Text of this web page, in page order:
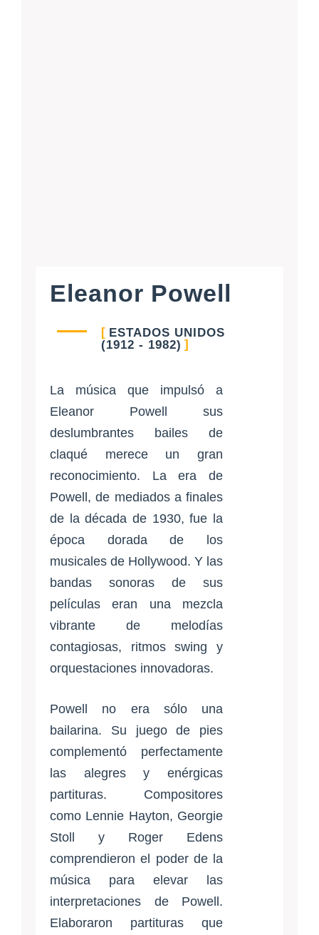
Eleanor Powell
ESTADOS UNIDOS
(1912 - 1982)
La música que impulsó a
Eleanor Powell sus
deslumbrantes bailes de
claqué merece un gran
reconocimiento. La era de
Powell, de mediados a finales
de la década de 1930, fue la
época dorada de los
musicales de Hollywood. Y las
bandas sonoras de sus
películas eran una mezcla
vibrante de melodías
contagiosas, ritmos swing y
orquestaciones innovadoras.
Powell no era sólo una
bailarina. Su juego de pies
complementó perfectamente
las alegres y enérgicas
partituras. Compositores
como Lennie Hayton, Georgie
Stoll y Roger Edens
comprendieron el poder de la
música para elevar las
interpretaciones de Powell.
Elaboraron partituras que